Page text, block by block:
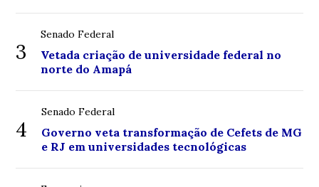
3
Senado Federal
Vetada criação de universidade federal no
norte do Amapá
4
Senado Federal
Governo veta transformação de Cefets de MG
e RJ em universidades tecnológicas